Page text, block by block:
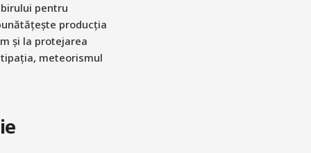
pentru
producția
și la protejarea
meteorismul